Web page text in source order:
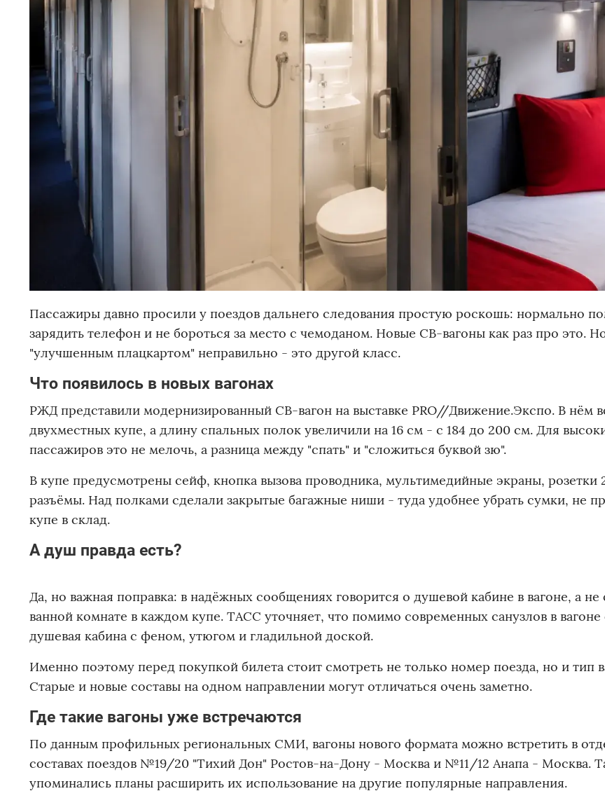
Пассажиры давно просили у поездов дальнего следования простую роскошь: нормально
зарядить телефон и не бороться за место с чемоданом. Новые СВ-вагоны как раз про это.
"улучшенным плацкартом" неправильно - это другой класс.
Что появилось в новых вагонах
РЖД представили модернизированный СВ-вагон на выставке PRO//Движение.Экспо. В нём
двухместных купе, а длину спальных полок увеличили на 16 см - с 184 до 200 см. Для
пассажиров это не мелочь, а разница между "спать" и "сложиться буквой зю".
В купе предусмотрены сейф, кнопка вызова проводника, мультимедийные экраны, розетки
разъёмы. Над полками сделали закрытые багажные ниши - туда удобнее убрать сумки, не
купе в склад.
А душ правда есть?
Да, но важная поправка: в надёжных сообщениях говорится о душевой кабине в вагоне, а
ванной комнате в каждом купе. ТАСС уточняет, что помимо современных санузлов в вагоне
душевая кабина с феном, утюгом и гладильной доской.
Именно поэтому перед покупкой билета стоит смотреть не только номер поезда, но и тип
Старые и новые составы на одном направлении могут отличаться очень заметно.
Где такие вагоны уже встречаются
По данным профильных региональных СМИ, вагоны нового формата можно встретить в
составах поездов №19/20 "Тихий Дон" Ростов-на-Дону - Москва и №11/12 Анапа - Москва.
упоминались планы расширить их использование на другие популярные направления.